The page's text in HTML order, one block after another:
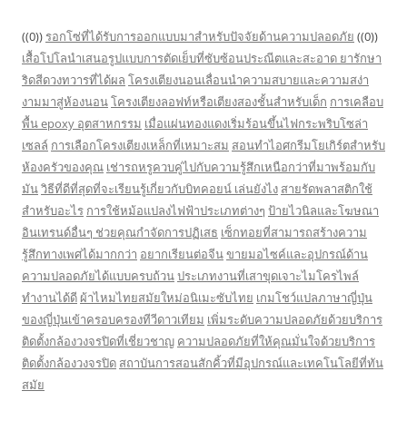
((0)) รอกโซ่ที่ได้รับการออกแบบมาสำหรับปัจจัยด้านความปลอดภัย ((0))
เสื้อโปโลนำเสนอรูปแบบการตัดเย็บที่ซับซ้อนประณีตและสะอาด ยารักษา
ริดสีดวงทวารที่ได้ผล โครงเตียงนอนเลื่อนนำความสบายและความสง่า
งามมาสู่ห้องนอนโครงเตียงลอฟท์หรือเตียงสองชั้นสำหรับเด็ก การเคลือบ
พื้น epoxy อุตสาหกรรม เมื่อแผ่นทองแดงเริ่มร้อนขึ้นไฟกระพริบโซล่า
เซลล์ การเลือกโครงเตียงเหล็กที่เหมาะสม สอนทำไอศกรีมโยเกิร์ตสำหรับ
ห้องครัวของคุณ เช่ารถหรูควบคู่ไปกับความรู้สึกเหนือกว่าที่มาพร้อมกับ
มันวิธีที่ดีที่สุดที่จะเรียนรู้เกี่ยวกับบิทคอยน์ เล่นยังไง สายรัดพลาสติกใช้
สำหรับอะไร การใช้หม้อแปลงไฟฟ้าประเภทต่างๆ ป้ายไวนิลและโฆษณา
อินเทรนด์อื่นๆ ช่วยคุณกำจัดการปฏิเสธ เซ็กทอยที่สามารถสร้างความ
รู้สึกทางเพศได้มากกว่า อยากเรียนต่อจีนขายมอไซค์และอุปกรณ์ด้าน
ความปลอดภัยได้แบบครบถ้วนประเภทงานที่เสาขุดเจาะไมโครไพล์
ทำงานได้ดี ผ้าไหมไทยสมัยใหม่อนิเมะซับไทย เกมโชว์แปลภาษาญี่ปุ่น
ของญี่ปุ่นเข้าครอบครองทีวีดาวเทียม เพิ่มระดับความปลอดภัยด้วยบริการ
ติดตั้งกล้องวงจรปิดที่เชี่ยวชาญ ความปลอดภัยที่ให้คุณมั่นใจด้วยบริการ
ติดตั้งกล้องวงจรปิด สถาบันการสอนสักคิ้วที่มีอุปกรณ์และเทคโนโลยีที่ทัน
สมัย